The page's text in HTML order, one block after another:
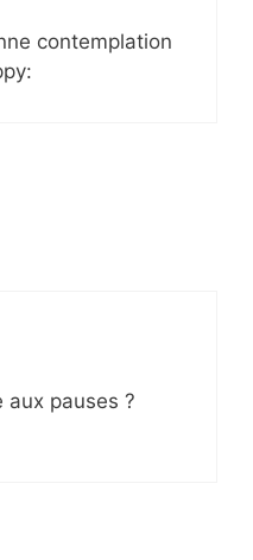
contemplation
aux pauses ?